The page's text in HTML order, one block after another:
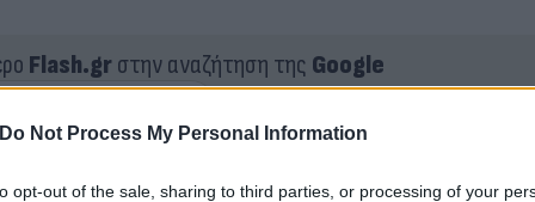
Do Not Process My Personal Information
opt-out of the sale, sharing to third parties, or processing of your
Flash.grστην αναζήτηση της Google